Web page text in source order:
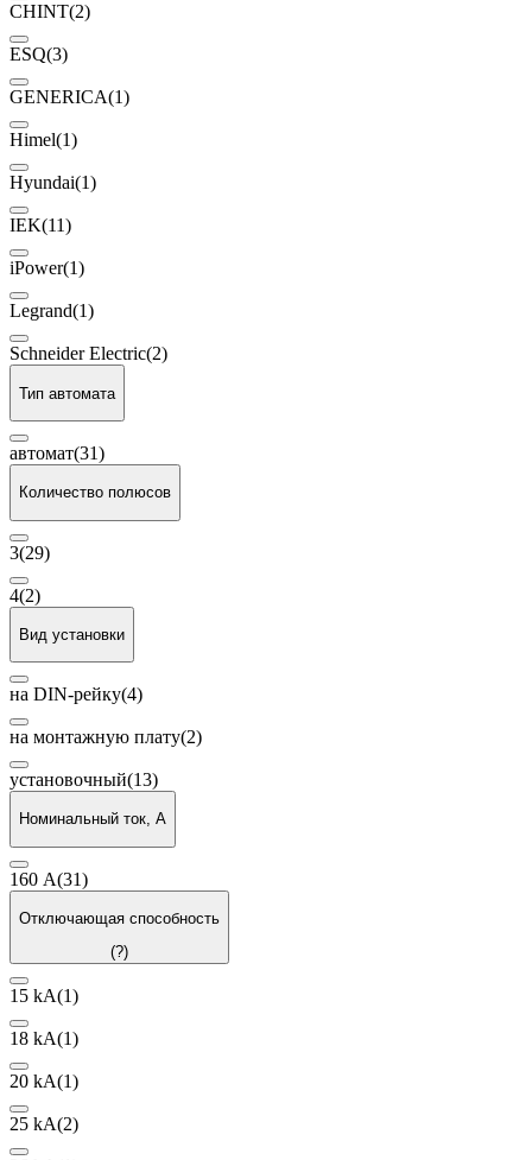
CHINT(2)
ESQ(3)
GENERICA(1)
Himel(1)
Hyundai(1)
IEK(11)
iPower(1)
Legrand(1)
Schneider Electric(2)
Тип автомата
автомат(31)
Количество полюсов
3(29)
4(2)
Вид установки
на DIN-рейку(4)
на монтажную плату(2)
установочный(13)
Номинальный ток, А
160 А(31)
Отключающая способность
(?)
15 kA(1)
18 kA(1)
20 kA(1)
25 kA(2)